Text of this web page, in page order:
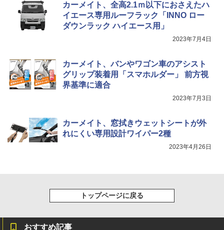
カーメイト、全高2.1ｍ以下におさえたハ
イエース専用ルーフラック「INNO ロー
ダウンラック ハイエース用」
2023年7月4日
カーメイト、バンやワゴン車のアシスト
グリップ装着用「スマホルダー」 前方視
界基準に適合
2023年7月3日
カーメイト、窓拭きウェットシートが外
れにくい専用設計ワイパー2種
2023年4月26日
トップページに戻る
おすすめ記事